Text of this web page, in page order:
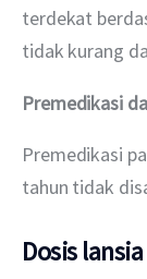
terdekat
tidak kurang
Premedikasi
Premedikasi
tahun tidak
Dosis lansia